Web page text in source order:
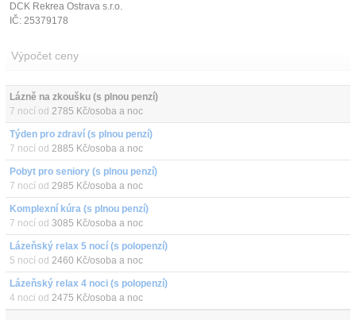
DCK Rekrea Ostrava s.r.o.
IČ: 25379178
Výpočet ceny
Lázně na zkoušku (s plnou penzí)
7 nocí od 2785 Kč/osoba a noc
Týden pro zdraví (s plnou penzí)
7 nocí od 2885 Kč/osoba a noc
Pobyt pro seniory (s plnou penzí)
7 nocí od 2985 Kč/osoba a noc
Komplexní kúra (s plnou penzí)
7 nocí od 3085 Kč/osoba a noc
Lázeňský relax 5 nocí (s polopenzí)
5 nocí od 2460 Kč/osoba a noc
Lázeňský relax 4 noci (s polopenzí)
4 noci od 2475 Kč/osoba a noc